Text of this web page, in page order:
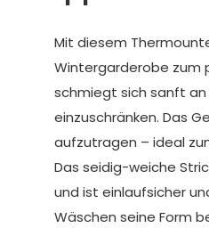
Mit diesem
Wintergarderobe zum
schmiegt sich sanft an
einzuschränken. Das
aufzutragen – ideal
Das seidig-weiche
und ist einlaufsicher
Wäschen seine Form